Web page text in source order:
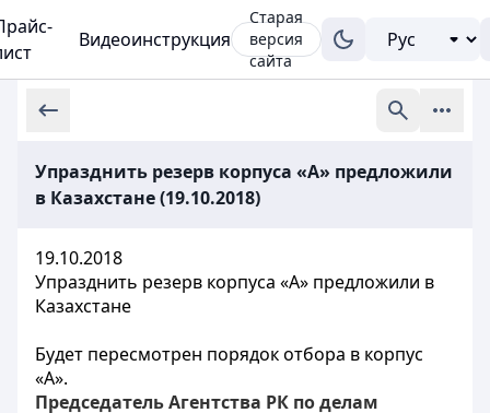
Видеоинструкция
Старая
версия
сайта
Упразднить резерв корпуса «А» предложили
в Казахстане (19.10.2018)
19.10.2018
Упразднить резерв корпуса «А» предложили в
Казахстане
Будет пересмотрен порядок отбора в корпус
«А».
Председатель Агентства РК по делам